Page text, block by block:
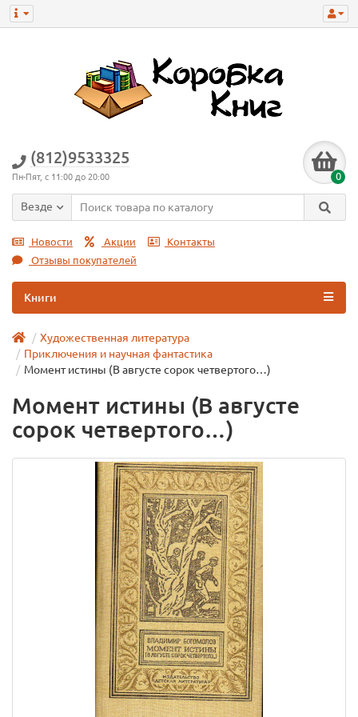
(812)9533325
Пн-Пят, с 11:00 до 20:00 0
Везде
Новости Акции
Контакты
Отзывы покупателей
Книги
Художественная литература
Приключения и научная фантастика
Момент истины (В августе сорок четвертого…)
Момент истины (В августе
сорок четвертого…)